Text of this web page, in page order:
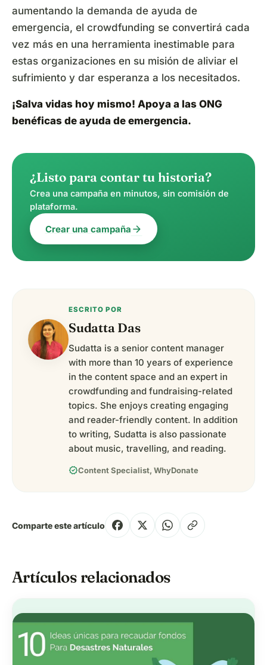
aumentando la demanda de ayuda de
emergencia, el crowdfunding se convertirá cada
vez más en una herramienta inestimable para
estas organizaciones en su misión de aliviar el
sufrimiento y dar esperanza a los necesitados.
¡Salva vidas hoy mismo! Apoya a las ONG
benéficas de ayuda de emergencia.
¿Listo para contar tu historia?
Crea una campaña en minutos, sin comisión de
plataforma.
Crear una campaña arrow_forward
ESCRITO POR
Sudatta Das
Sudatta is a senior content manager
with more than 10 years of experience
in the content space and an expert in
crowdfunding and fundraising-related
topics. She enjoys creating engaging
and reader-friendly content. In addition
to writing, Sudatta is also passionate
about music, travelling, and reading.
verifiedContent Specialist, WhyDonate
Comparte este artículo
Artículos relacionados